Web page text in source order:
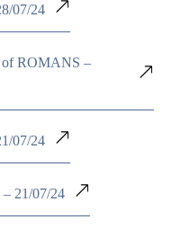
07/24
ROMANS –
07/24
21/07/24